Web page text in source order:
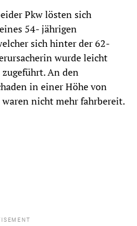
Pkw lösten sich
54- jährigen
sich hinter der 62-
wurde leicht
An den
in einer Höhe von
waren nicht mehr fahrbereit.